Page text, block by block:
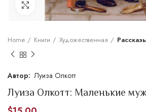
Увеличить
Home Книги Художественная
Луиза Олкотт
Луиза Олкотт: Маленькие